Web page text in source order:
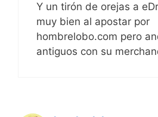
Y un tirón de orejas a
muy bien al apostar por
hombrelobo.com pero
antiguos con su